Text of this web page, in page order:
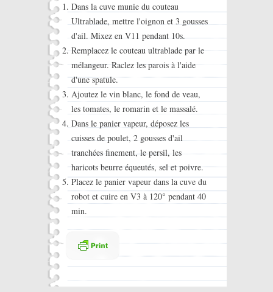
Dans la cuve munie du couteau
Ultrablade, mettre l'oignon et 3 gousses
d'ail. Mixez en V11 pendant 10s.
Remplacez le couteau ultrablade par le
mélangeur. Raclez les parois à l'aide
d'une spatule.
Ajoutez le vin blanc, le fond de veau,
les tomates, le romarin et le massalé.
Dans le panier vapeur, déposez les
cuisses de poulet, 2 gousses d'ail
tranchées finement, le persil, les
haricots beurre équeutés, sel et poivre.
Placez le panier vapeur dans la cuve du
robot et cuire en V3 à 120° pendant 40
min.